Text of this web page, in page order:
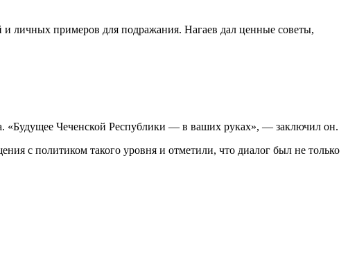
и личных примеров для подражания. Нагаев дал ценные советы,
«Будущее Чеченской Республики — в ваших руках», — заключил он.
с политиком такого уровня и отметили, что диалог был не только